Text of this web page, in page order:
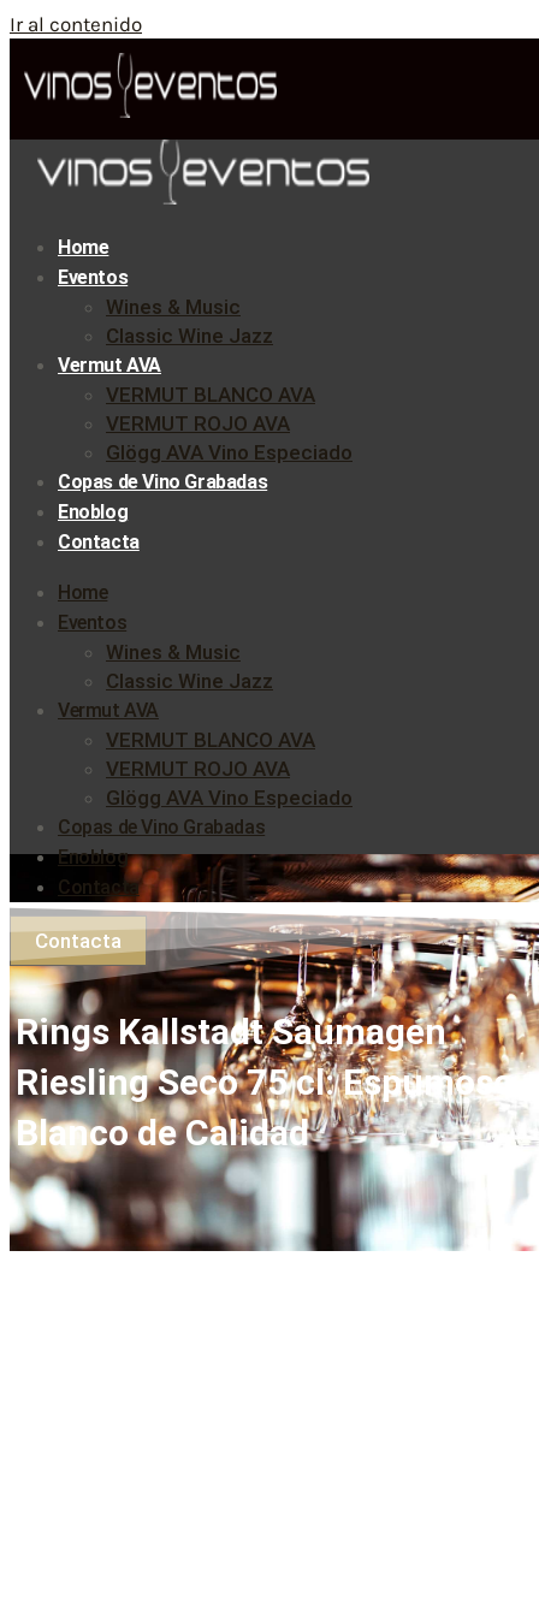
Ir al contenido
Home
Eventos
Wines & Music
Classic Wine Jazz
Vermut AVA
VERMUT BLANCO AVA
VERMUT ROJO AVA
Glögg AVA Vino Especiado
Copas de Vino Grabadas
Enoblog
Contacta
Home
Eventos
Wines & Music
Classic Wine Jazz
Vermut AVA
VERMUT BLANCO AVA
VERMUT ROJO AVA
Glögg AVA Vino Especiado
Copas de Vino Grabadas
Enoblog
Contacta
Contacta
Rings Kallstadt Saumagen
Riesling Seco 75 cl: Espumoso
Blanco de Calidad